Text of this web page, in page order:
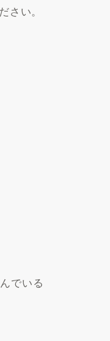
い。
でいる